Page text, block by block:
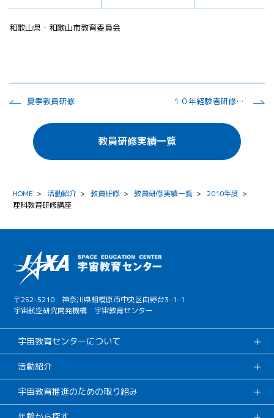
和歌山県・和歌山市教育委員会
夏季教員研修 １０年経験者研修講座 （小・中数研理科部会）
教員研修実績一覧
HOME > 活動紹介 > 教員研修 > 教員研修実績一覧 > 2010年度 >
理科教育研修講座
〒252-5210 神奈川県相模原市中央区由野台3-1-1
宇宙航空研究開発機構 宇宙教育センター
宇宙教育センターについて
活動紹介
宇宙教育推進のための取り組み